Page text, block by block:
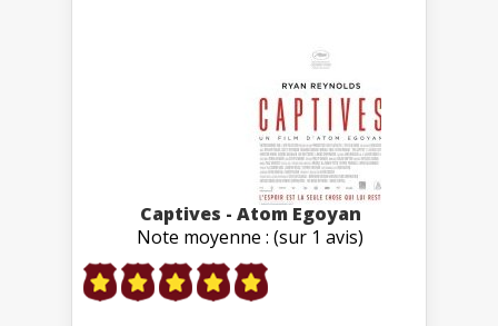
Captives - Atom Egoyan
Note moyenne : (sur 1 avis)